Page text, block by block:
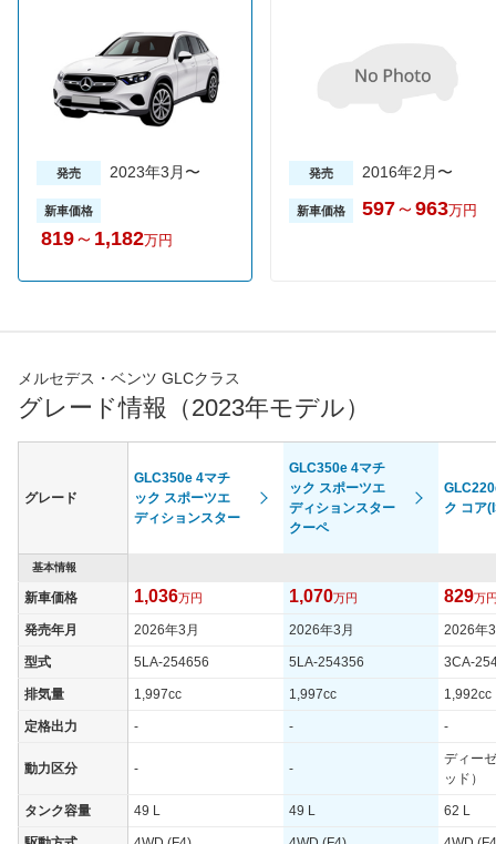
売れ筋はGLC250 4マチック スポーツだ。新車価格は628万～
745万円となっている。
発売 2023年3月〜
新車価格
819～ 1,182万円
発売 2016年2月〜
新車価格 597～ 963万円
メルセデス・ベンツ GLCクラス
グレード情報（2023年モデル）
グレード
GLC350e 4マチ
ック スポーツエ
ディションスター
GLC350e 4マチ
ック スポーツエ
ディションスター
クーペ
ク コア
基本情報
新車価格 1,036万円 1,070万円 829万
発売年月 2026年3月 2026年3月 2026年
型式 5LA-254656 5LA-254356 3CA-
排気量 1,997cc 1,997cc 1,992cc
定格出力 - - -
動力区分 - -
ディー
ッド）
タンク容量 49 L 49 L 62 L